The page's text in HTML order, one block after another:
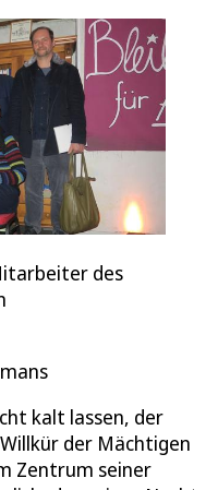
des
kalt lassen, der
der Mächtigen
Zentrum seiner